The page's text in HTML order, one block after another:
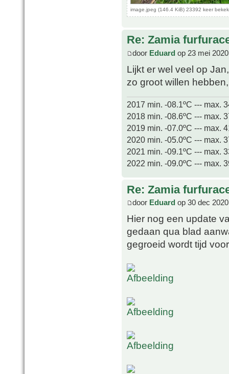
image.jpeg (146.4 KiB) 23392 keer
Re: Zamia
door Eduard op 23 mei
Lijkt er wel veel op
zo groot willen
2017 min. -08.1ºC --- max.
2018 min. -08.6ºC --- max.
2019 min. -07.0ºC --- max.
2020 min. -05.0ºC --- max.
2021 min. -09.1ºC --- max.
2022 min. -09.0ºC --- max.
Re: Zamia
door Eduard op 30 dec
Hier nog een update
gedaan qua blad
gegroeid wordt tijd